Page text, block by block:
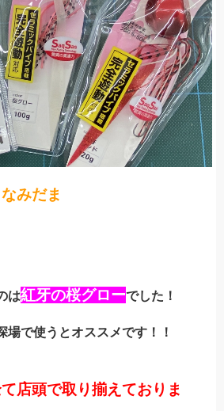
みだま
は紅牙の桜グローでした！
場で使うとオススメです！！
店頭で取り揃えておりま